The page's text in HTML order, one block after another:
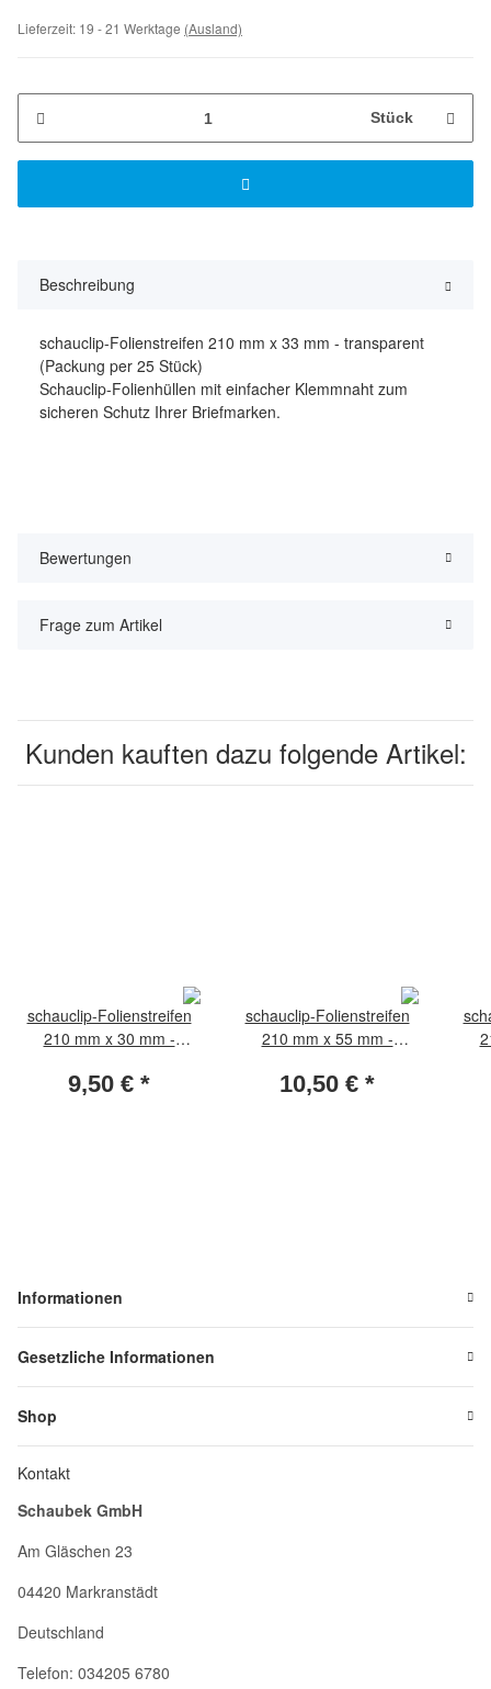
Lieferzeit: 19 - 21 Werktage (Ausland)
Stück
Beschreibung
schauclip-Folienstreifen 210 mm x 33 mm - transparent
(Packung per 25 Stück)
Schauclip-Folienhüllen mit einfacher Klemmnaht zum
sicheren Schutz Ihrer Briefmarken.
Bewertungen
Frage zum Artikel
Kunden kauften dazu folgende Artikel:
schauclip-Folienstreifen
210 mm x 30 mm -
25 Stück)
9,50 € *
schauclip-Folienstreifen
210 mm x 55 mm -
25 Stück)
10,50 € *
Informationen
Gesetzliche Informationen
Shop
Kontakt
Schaubek GmbH
Am Gläschen 23
04420 Markranstädt
Deutschland
Telefon: 034205 6780